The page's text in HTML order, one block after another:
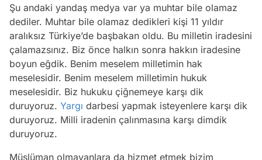
Şu andaki yandaş medya var ya muhtar bile olamaz
dediler. Muhtar bile olamaz dedikleri kişi 11 yıldır
aralıksız Türkiye’de başbakan oldu. Bu milletin iradesini
çalamazsınız. Biz önce halkın sonra hakkın iradesine
boyun eğdik. Benim meselem milletimin hak
meselesidir. Benim meselem milletimin hukuk
meselesidir. Biz hukuku çiğnemeye karşı dik
duruyoruz. Yargı darbesi yapmak isteyenlere karşı dik
duruyoruz. Milli iradenin çalınmasına karşı dimdik
duruyoruz.
Müslüman olmayanlara da hizmet etmek bizim